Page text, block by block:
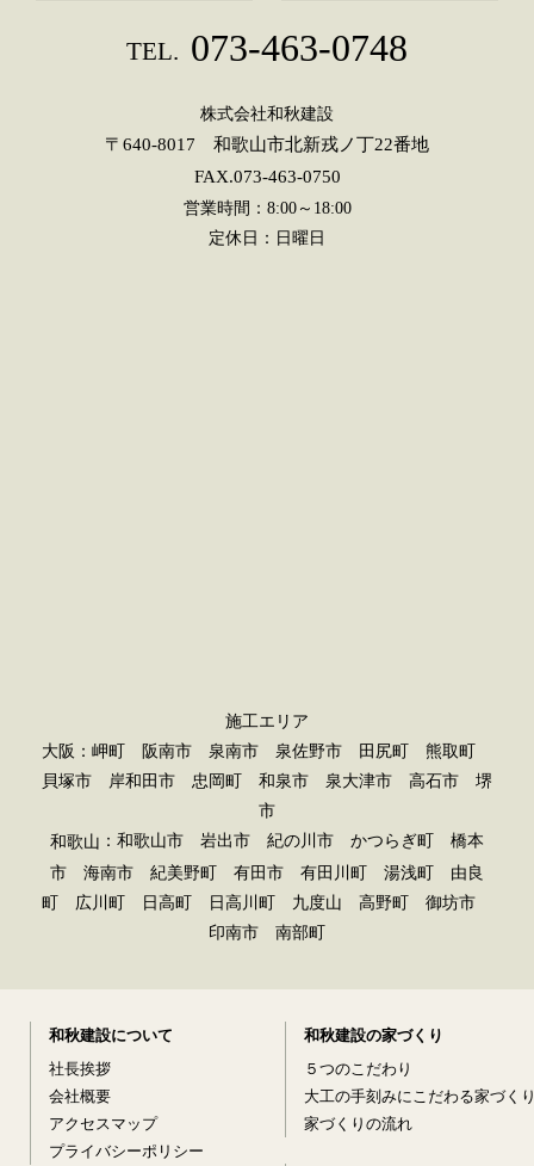
TEL. 073-463-0748
株式会社和秋建設
〒640-8017 和歌山市北新戎ノ丁22番地
FAX.073-463-0750
営業時間：8:00～18:00
定休日：日曜日
施工エリア
大阪：岬町 阪南市 泉南市 泉佐野市 田尻町 熊取町
貝塚市 岸和田市 忠岡町 和泉市 泉大津市 高石市 堺
市
和歌山 ：和歌山市 岩出市 紀の川市 かつらぎ町 橋本
市 海南市 紀美野町 有田市 有田川町 湯浅町 由良
町 広川町 日高町 日高川町 九度山 高野町 御坊市
印南市 南部町
和秋建設について
社長挨拶
会社概要
アクセスマップ
プライバシーポリシー
和秋建設の家づくり
５つのこだわり
大工の手刻みにこだわる家づく
家づくりの流れ